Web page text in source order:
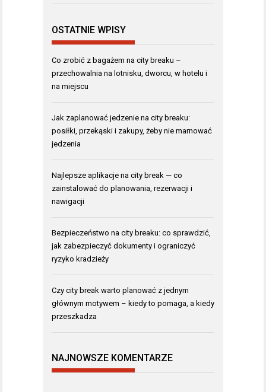
OSTATNIE WPISY
Co zrobić z bagażem na city breaku –
przechowalnia na lotnisku, dworcu, w hotelu i
na miejscu
Jak zaplanować jedzenie na city breaku:
posiłki, przekąski i zakupy, żeby nie marnować
jedzenia
Najlepsze aplikacje na city break — co
zainstalować do planowania, rezerwacji i
nawigacji
Bezpieczeństwo na city breaku: co sprawdzić,
jak zabezpieczyć dokumenty i ograniczyć
ryzyko kradzieży
Czy city break warto planować z jednym
głównym motywem – kiedy to pomaga, a kiedy
przeszkadza
NAJNOWSZE KOMENTARZE